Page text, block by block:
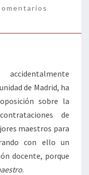
de Madrid, ha
sobre la
de
maestros para
con ello un
docente, porque
.